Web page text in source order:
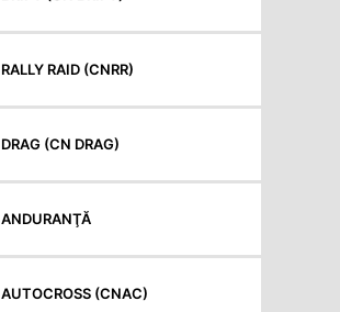
RALLY RAID (CNRR)
DRAG (CN DRAG)
ANDURANŢĂ
AUTOCROSS (CNAC)